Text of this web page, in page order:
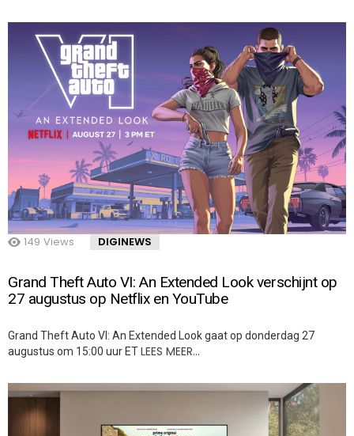
149 Views DIGINEWS
Grand Theft Auto VI: An Extended Look verschijnt op
27 augustus op Netflix en YouTube
Grand Theft Auto VI: An Extended Look gaat op donderdag 27
augustus om 15:00 uur ETLEES MEER…